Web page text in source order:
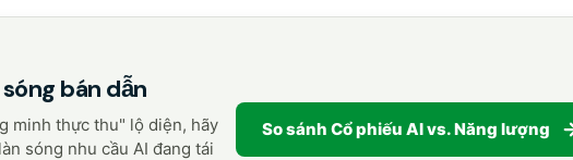
bán dẫn
minh thực thu" lộ diện, hãy
sóng nhu cầu AI đang tái
So sánh Cổ phiếu AI vs. Năng lượng